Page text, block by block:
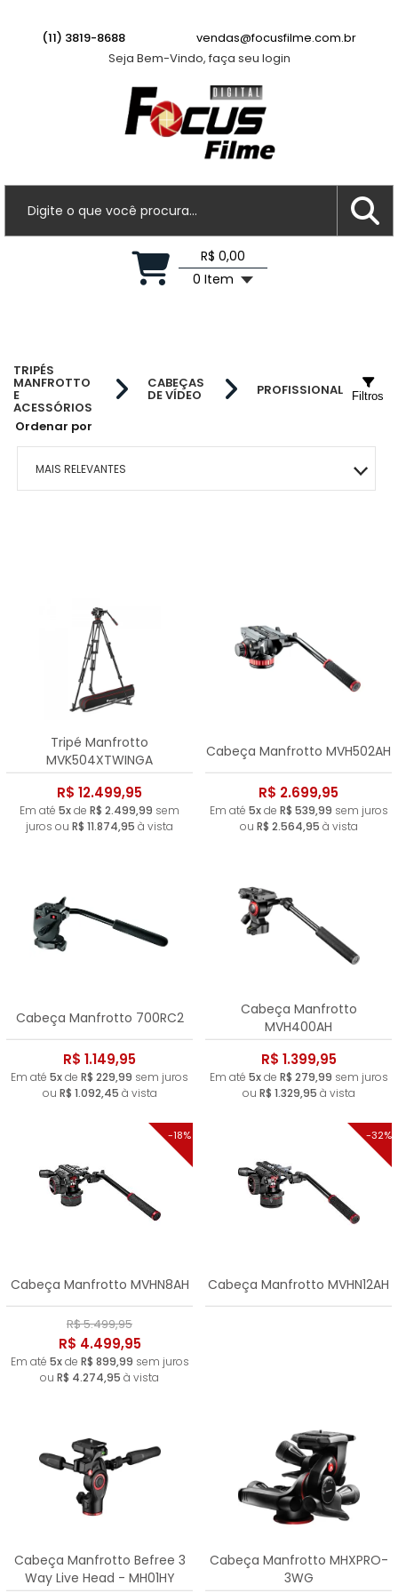
(11) 3819-8688
vendas@focusfilme.com.br
Seja Bem-Vindo, faça seu login
R$ 0,00
0 Item
TRIPÉS
MANFROTTO
E
ACESSÓRIOS
CABEÇAS
DE VÍDEO PROFISSIONAL
Ordenar por
MAIS RELEVANTES
MAIOR PREÇO
Filtros
Tripé Manfrotto
MVK504XTWINGA
R$ 12.499,95
Em até 5xde R$ 2.499,99 sem
juros ou R$ 11.874,95 à vista
Cabeça Manfrotto MVH502AH
R$ 2.699,95
Em até 5xde R$ 539,99 sem juros
ou R$ 2.564,95 à vista
Cabeça Manfrotto 700RC2
R$ 1.149,95
Em até 5xde R$ 229,99 sem juros
ou R$ 1.092,45 à vista
Cabeça Manfrotto
MVH400AH
R$ 1.399,95
Em até 5xde R$ 279,99 sem juros
ou R$ 1.329,95 à vista
-18%
Cabeça Manfrotto MVHN8AH
R$ 5.499,95
R$ 4.499,95
Em até 5xde R$ 899,99 sem juros
ou R$ 4.274,95 à vista
-32%
Cabeça Manfrotto MVHN12AH
Cabeça Manfrotto Befree 3
Way Live Head - MH01HY
Cabeça Manfrotto MHXPRO-
3WG